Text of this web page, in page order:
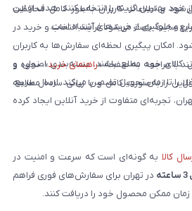
خود بهترین گزینه را انتخاب کنند. هدف از این
و جلوگیری از خریدهای اشتباه است.
و اطلاعات کاربران به‌طور کامل محافظت
سایت باعث می‌شود فرآیند انتخاب و خرید در
امکان پیگیری لحظه‌ای سفارش‌ها به کاربران
خود مطلع باشند. بسته‌بندی اصولی و
را تا زمان تحویل تضمین می‌کند. ارسال سریع،
تجربه‌ای متفاوت از خرید آنلاین ایجاد کرده
با مراجعه به صفحه «راهنمای خرید»، نحوه و
را به‌صورت کامل و با زبانی ساده مطالعه
کالا به گونه‌ای است که سرعت و امنیت در
در تهران برای سفارش‌های فوری فراهم
زمان ممکن محصول خود را دریافت کنند.